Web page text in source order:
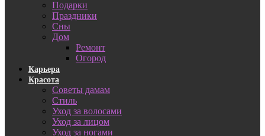
Подарки
Праздники
Сны
Дом
Ремонт
Огород
Карьера
Красота
Советы дамам
Стиль
Уход за волосами
Уход за лицом
Уход за ногами